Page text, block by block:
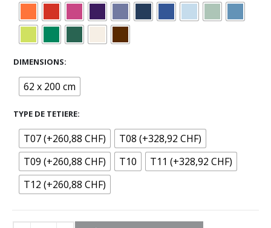
DIMENSIONS
62 x 200 cm
TYPE DE TETIERE
T07 (+260,88 CHF)
T08 (+328,92 CHF)
T09 (+260,88 CHF)
T10
T11 (+328,92 CHF)
T12 (+260,88 CHF)